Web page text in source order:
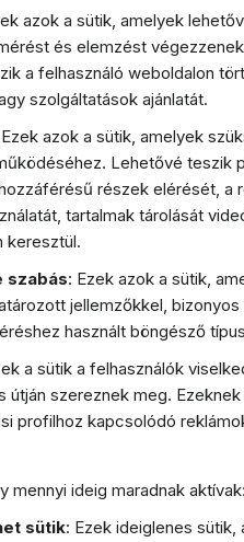
azok a sütik, amelyek
és elemzést
a felhasználó weboldalon
szolgáltatások ajánlatát.
azok a sütik, amelyek
Lehetővé teszik
részek elérését, a
tartalmak tárolását
keresztül.
szabás: Ezek azok a sütik,
jellemzőkkel,
használt böngésző
a sütik a felhasználók
útján szereznek meg.
profilhoz kapcsolódó
mennyi ideig maradnak aktívak:
sütik: Ezek ideiglenes sütik,